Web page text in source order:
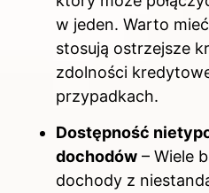
w jeden. Warto
stosują ostrzejsze
zdolności
przypadkach.
Dostępność
dochodów – Wiele
dochody z